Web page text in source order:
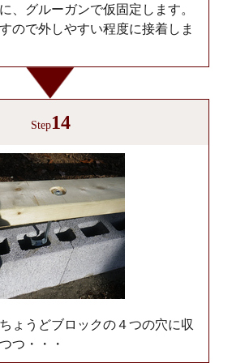
、グルーガンで仮固定します。
ので外しやすい程度に接着しま
Step14
ょうどブロックの４つの穴に収
つ・・・